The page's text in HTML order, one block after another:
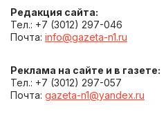
Редакция сайта:
Тел.: +7 (3012) 297-046
Почта: info@gazeta-n1.ru
Реклама на сайте и в газете:
Тел.: +7 (3012) 297-057
Почта: gazeta-n1@yandex.ru